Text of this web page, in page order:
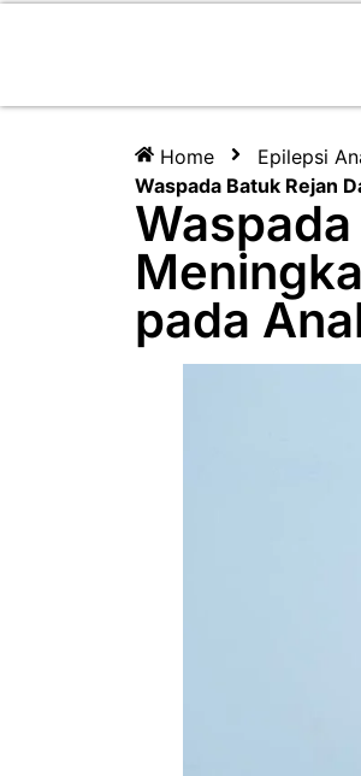
Home
Epilepsi
Waspada Batuk Rejan
pada